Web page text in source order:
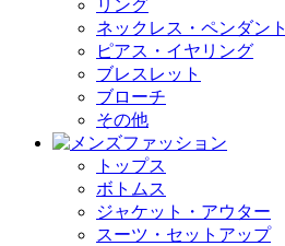
リング
ネックレス・ペンダント
ピアス・イヤリング
ブレスレット
ブローチ
その他
トップス
ボトムス
ジャケット・アウター
スーツ・セットアップ